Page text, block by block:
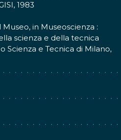
posizionati su pedane ed erano
1983
in Museoscienza :
scienza e della tecnica
Scienza e Tecnica di Milano,